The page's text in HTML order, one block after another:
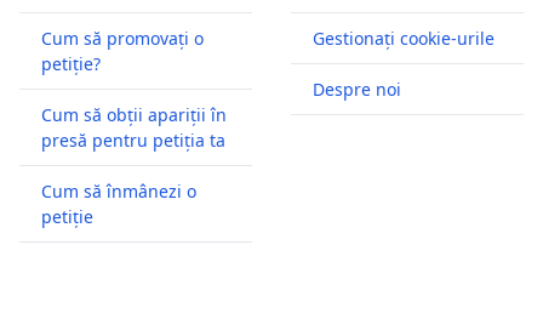
Cum să promovați o
petiție?
Cum să obții apariții în
presă pentru petiția ta
Cum să înmânezi o
petiție
Gestionați cookie-urile
Despre noi